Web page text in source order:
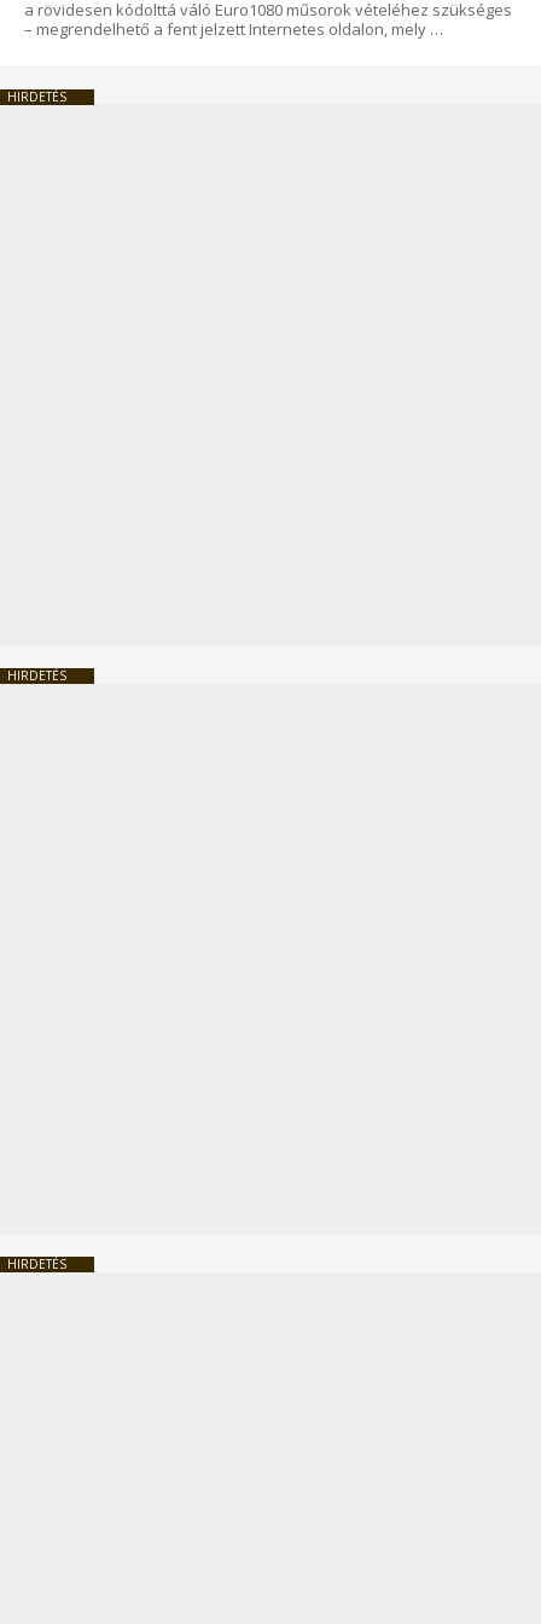
a rövidesen kódolttá váló Euro1080 műsorok vételéhez szükséges
– megrendelhető a fent jelzett Internetes oldalon, mely …
HIRDETÉS
HIRDETÉS
HIRDETÉS